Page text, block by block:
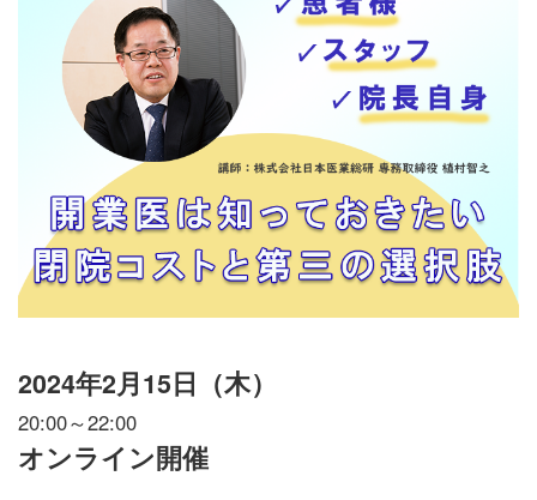
2024年2月15日（木）
20:00～22:00
オンライン開催